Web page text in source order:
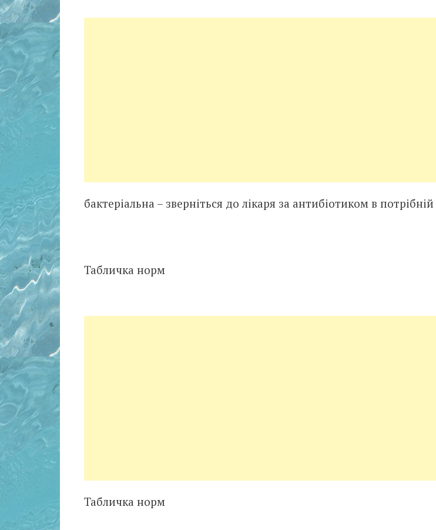
бактеріальна – зверніться до лікаря за антибіотиком в потрібній
Табличка норм
Табличка норм